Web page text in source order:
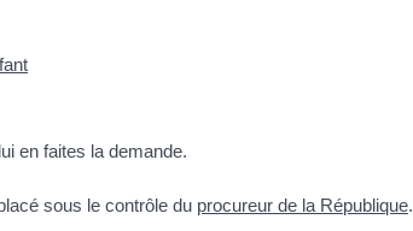
en faites la demande.
sous le contrôle du procureur de la République.